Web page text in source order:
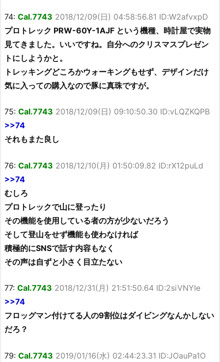
74: Cal.7743 2018/12/09(日) 04:58:56.81 ID:W2afvxpD
プロトレック PRW-60Y-1AJF という機種、時計屋で実物
見てきました。いいですね。自分へのクリスマスプレゼン
トにしようかと。
トレッキングどころかウォーキングもせず、デザインだけ
気に入っての購入なので豚に真珠ですが。
75: Cal.7743 2018/12/09(日) 09:10:50.30 ID:vLQZKQPB
>>74
それもまた良し
76: Cal.7743 2018/12/10(月) 01:50:09.82 ID:rX12puLd
>>74
むしろ
プロトレックで山に登ったり
その機能を使用している者の方が少ないだろう
そして登山をせず機能も使わなければ
積極的にSNSで話す内容もなく
その声は自ずと小さく目立たない
77: Cal.7743 2018/12/31(月) 21:51:50.64 ID:2siVNYIe
>>74
フロッグマン付けてる人の9割位はダイビングなんかしない
だろ？
79: Cal.7743 2019/01/16(水) 02:44:23.31 ID:JOauPa1O